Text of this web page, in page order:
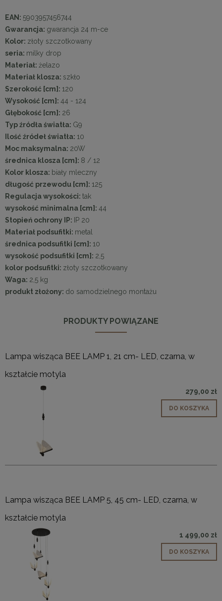
EAN: 5903957456744
Gwarancja: gwarancja 24 m-ce
Kolor: złoty szczotkowany
seria: milky drop
Materiał: żelazo
Materiał klosza: szkło
Szerokość [cm]: 120
Wysokość [cm]: 44 - 124
Głębokość [cm]: 26
Typ źródła światła: G9
Ilość źródeł światła: 10
Moc maksymalna: 20W
średnica klosza [cm]: 8 / 12
Kolor klosza: biały mleczny
długość przewodu [cm]: 125
Regulacja wysokości: tak
wysokość minimalna [cm]: 44
Stopień ochrony IP: IP 20
Materiał podsufitki: metal
średnica podsufitki [cm]: 10
wysokość podsufitki [cm]: 2,5
kolor podsufitki: złoty szczotkowany
Waga: 2,5 kg
produkt złożony: do samodzielnego montażu
PRODUKTY POWIĄZANE
Lampa wisząca BEE LAMP 1, 21 cm- LED, czarna, w
kształcie motyla
279,00 zł
DO KOSZYKA
Lampa wisząca BEE LAMP 5, 45 cm- LED, czarna, w
kształcie motyla
1 499,00 zł
DO KOSZYKA